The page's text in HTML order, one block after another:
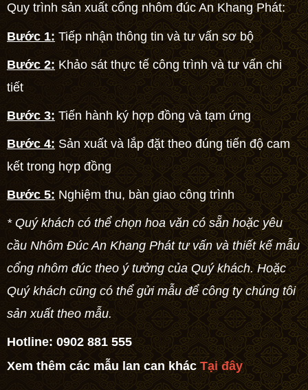
Quy trình sản xuất cổng nhôm đúc An Khang Phát:
Bước 1: Tiếp nhận thông tin và tư vấn sơ bộ
Bước 2: Khảo sát thực tế công trình và tư vấn chi
tiết
Bước 3: Tiến hành ký hợp đồng và tạm ứng
Bước 4: Sản xuất và lắp đặt theo đúng tiến độ cam
kết trong hợp đồng
Bước 5: Nghiệm thu, bàn giao công trình
* Quý khách có thể chọn hoa văn có sẵn hoặc yêu
cầu Nhôm Đúc An Khang Phát tư vấn và thiết kếmẫu
cổng nhôm đúc theo ý tưởng của Quý khách. Hoặc
Quý khách cũng có thể gửi mẫu để công ty chúng tôi
sản xuất theo mẫu.
Hotline: 0902 881 555
Xem thêm các mẫu lan can khác Tại đây